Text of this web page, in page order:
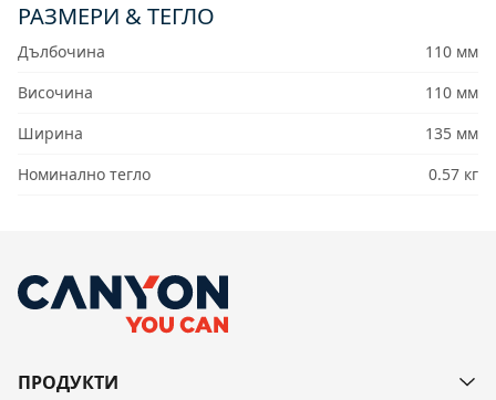
РАЗМЕРИ & ТЕГЛО
Дълбочина
110 мм
Височина
110 мм
Ширина
135 мм
Номинално тегло
0.57 кг
ПРОДУКТИ